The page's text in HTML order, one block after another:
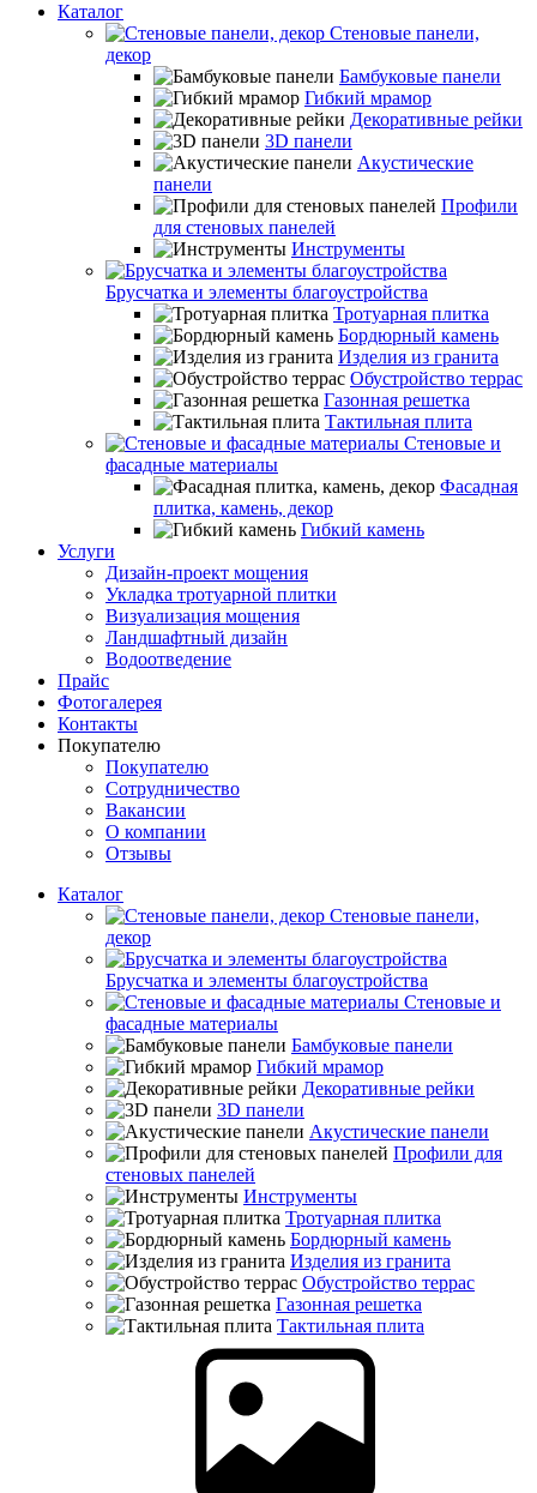
Каталог
Стеновые панели,
декор
Бамбуковые панели
Гибкий мрамор
Декоративные рейки
3D панели
Акустические
панели
Профили
для стеновых панелей
Инструменты
Брусчатка и элементы благоустройства
Тротуарная плитка
Бордюрный камень
Изделия из гранита
Обустройство террас
Газонная решетка
Тактильная плита
Стеновые и
фасадные материалы
Фасадная
плитка, камень, декор
Гибкий камень
Услуги
Дизайн-проект мощения
Укладка тротуарной плитки
Визуализация мощения
Ландшафтный дизайн
Водоотведение
Прайс
Фотогалерея
Контакты
Покупателю
Покупателю
Сотрудничество
Вакансии
О компании
Отзывы
Каталог
Стеновые панели,
декор
Брусчатка и элементы благоустройства
Стеновые и
фасадные материалы
Бамбуковые панели
Гибкий мрамор
Декоративные рейки
3D панели
Акустические панели
Профили для
стеновых панелей
Инструменты
Тротуарная плитка
Бордюрный камень
Изделия из гранита
Обустройство террас
Газонная решетка
Тактильная плита